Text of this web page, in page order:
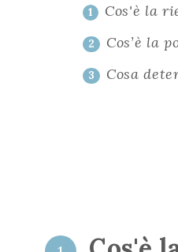
1 Cos'è la
2 Cos’è la
3 Cosa